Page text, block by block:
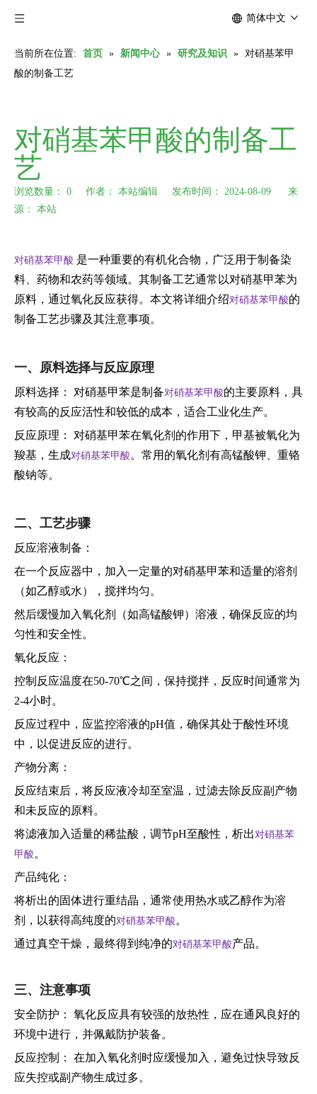
简体中文
当前所在位置: 首页 » 新闻中心 » 研究及知识 » 对硝基苯甲
酸的制备工艺
对硝基苯甲酸的制备工
艺
浏览数量： 0 作者： 本站编辑 发布时间： 2024-08-09 来
源： 本站
对硝基苯甲酸 是一种重要的有机化合物，广泛用于制备染
料、药物和农药等领域。其制备工艺通常以对硝基甲苯为
原料，通过氧化反应获得。本文将详细介绍对硝基苯甲酸的
制备工艺步骤及其注意事项。
一、原料选择与反应原理
原料选择： 对硝基甲苯是制备对硝基苯甲酸的主要原料，具
有较高的反应活性和较低的成本，适合工业化生产。
反应原理： 对硝基甲苯在氧化剂的作用下，甲基被氧化为
羧基，生成对硝基苯甲酸 。常用的氧化剂有高锰酸钾、重铬
酸钠等。
二、工艺步骤
反应溶液制备：
在一个反应器中，加入一定量的对硝基甲苯和适量的溶剂
（如乙醇或水），搅拌均匀。
然后缓慢加入氧化剂（如高锰酸钾）溶液，确保反应的均
匀性和安全性。
氧化反应：
控制反应温度在50-70℃之间，保持搅拌，反应时间通常为
2-4小时。
反应过程中，应监控溶液的pH值，确保其处于酸性环境
中，以促进反应的进行。
产物分离：
反应结束后，将反应液冷却至室温，过滤去除反应副产物
和未反应的原料。
将滤液加入适量的稀盐酸，调节pH至酸性，析出对硝基苯
甲酸 。
产品纯化：
将析出的固体进行重结晶，通常使用热水或乙醇作为溶
剂，以获得高纯度的对硝基苯甲酸 。
通过真空干燥，最终得到纯净的对硝基苯甲酸产品。
三、注意事项
安全防护： 氧化反应具有较强的放热性，应在通风良好的
环境中进行，并佩戴防护装备。
反应控制： 在加入氧化剂时应缓慢加入，避免过快导致反
应失控或副产物生成过多。